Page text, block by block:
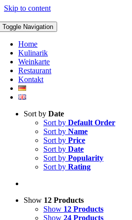
Skip to content
Toggle Navigation
Home
Kulinarik
Weinkarte
Restaurant
Kontakt
Sort by Date
Sort by Default Order
Sort by Name
Sort by Price
Sort by Date
Sort by Popularity
Sort by Rating
Show 12 Products
Show 12 Products
Show 24 Products